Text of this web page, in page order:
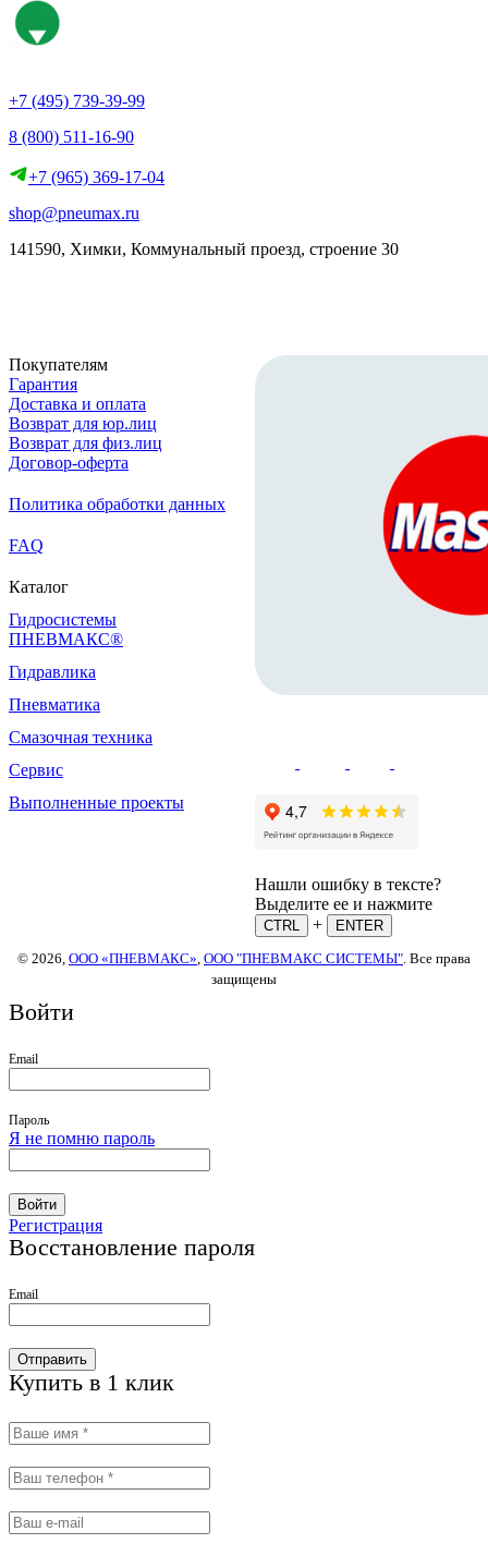
+7 (495) 739-39-99
8 (800) 511-16-90
+7 (965) 369-17-04
shop@pneumax.ru
141590, Химки, Коммунальный проезд, строение 30
Покупателям
Гарантия
Доставка и оплата
Возврат для юр.лиц
Возврат для физ.лиц
Договор-оферта
Политика обработки данных
FAQ
Каталог
Гидросистемы
ПНЕВМАКС®
Гидравлика
Пневматика
Смазочная техника
Сервис
Выполненные проекты
Нашли ошибку в тексте?
Выделите ее и нажмите
CTRL +
ENTER
© 2026, ООО «ПНЕВМАКС» ООО "ПНЕВМАКС СИСТЕМЫ" . Все права
защищены
Войти
Email
Пароль
Я не помню пароль
Войти
Регистрация
Восстановление пароля
Email
Отправить
Купить в 1 клик